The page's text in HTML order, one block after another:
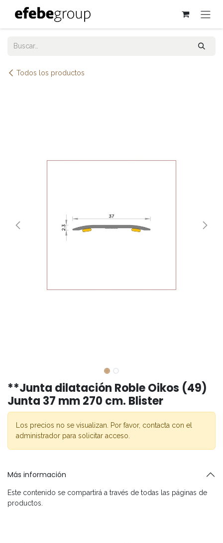
Ir al contenido
Todos los productos
**Junta dilatación Roble Oikos (49)
Junta 37 mm 270 cm. Blister
Los precios no se visualizan. Por favor, contacta con el
administrador para solicitar acceso.
Más información
Este contenido se compartirá a través de todas las páginas de
productos.